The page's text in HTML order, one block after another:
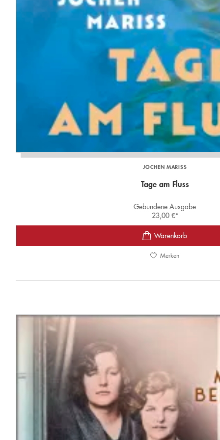
JOCHEN MARISS
Tage am Fluss
Gebundene Ausgabe
23,00 €*
Merken